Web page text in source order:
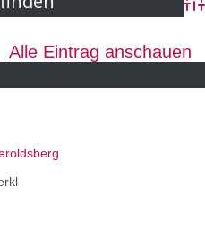
Alle Eintrag anschauen